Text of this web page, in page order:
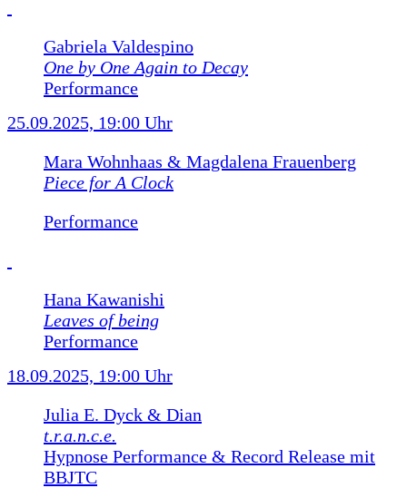
Gabriela Valdespino
One by One Again to Decay
Performance
25.09.2025, 19:00 Uhr
Mara Wohnhaas & Magdalena Frauenberg
Piece for A Clock
Performance
Hana Kawanishi
Leaves of being
Performance
18.09.2025, 19:00 Uhr
Julia E. Dyck & Dian
t.r.a.n.c.e.
Hypnose Performance & Record Release mit
BBJTC